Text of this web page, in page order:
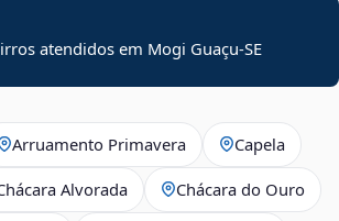
atendidos em Mogi Guaçu-SE
Arruamento Primavera Capela
Alvorada Chácara do Ouro